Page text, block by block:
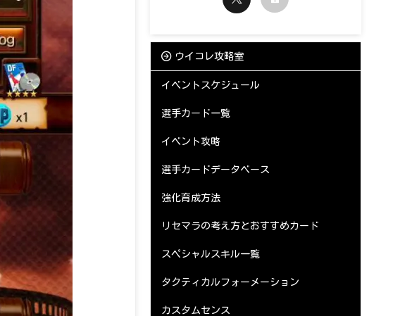
ウイコレ攻略室
イベントスケジュール
選手カード一覧
イベント攻略
選手カードデータベース
強化育成方法
リセマラの考え方とおすすめカード
スペシャルスキル一覧
タクティカルフォーメーション
カスタムセンス